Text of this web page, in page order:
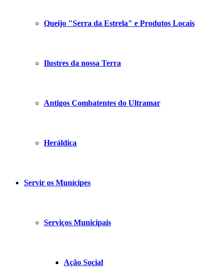
Queijo "Serra da Estrela" e Produtos Locais
Ilustres da nossa Terra
Antigos Combatentes do Ultramar
Heráldica
Servir os Munícipes
Serviços Municipais
Ação Social